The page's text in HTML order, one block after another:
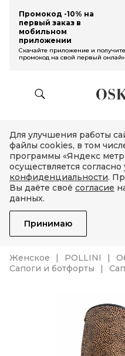
Промокод -10% на
первый заказ в
мобильном
приложении
Скачайте приложение и получите
промокод на свой первый
Для улучшения работы
файлы cookies, в том
программы «Яндекс
осуществляется согласно
конфиденциальности.
Вы даёте своё согласие
данных.
Принимаю
Женское POLLINI
Сапоги и ботфорты